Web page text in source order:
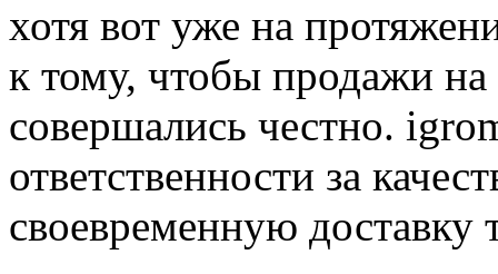
хотя вот уже на
к тому, чтобы продажи
совершались честно.
ответственности за
своевременную доставку